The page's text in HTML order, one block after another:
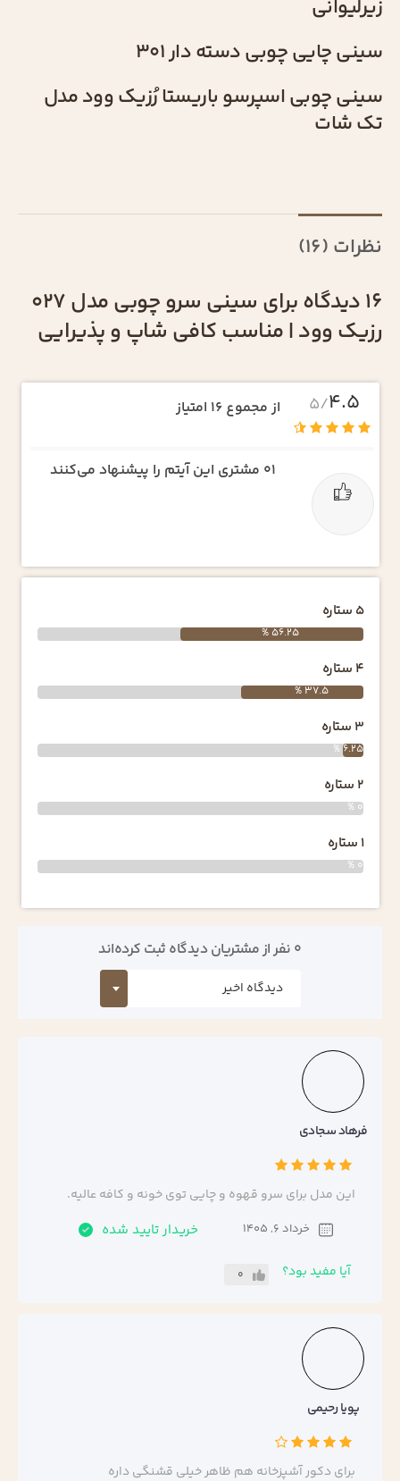
زیرلیوانی
سینی چایی چوبی دسته دار 301
سینی چوبی اسپرسو باریستا رُزیک وود مدل
تک شات
نظرات (16)
16 دیدگاه برای
سینی سرو چوبی مدل 027
رزیک وود | مناسب کافی شاپ و پذیرایی
4.5
/5 از مجموع 16 امتیاز
01 مشتری این آیتم را پیشنهاد می‌کنند
5 ستاره
56.25 %
4 ستاره
37.5 %
3 ستاره
6.25 %
2 ستاره
0 %
1 ستاره
0 %
0 نفر از مشتریان دیدگاه ثبت کرده‌اند
فرهاد سجادی
این مدل برای سرو قهوه و چایی توی خونه و کافه عالیه.
خرداد 6, 1405 خریدار تایید شده
آیا مفید بود؟ 0
پویا رحیمی
برای دکور آشپزخانه هم ظاهر خیلی قشنگی داره